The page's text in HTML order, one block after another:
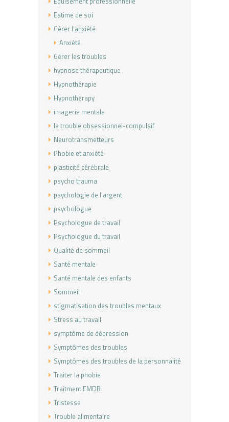
Estime de soi
Gérer l'anxiété
Anxiété
Gérer les troubles
hypnose thérapeutique
Hypnothérapie
Hypnotherapy
imagerie mentale
le trouble obsessionnel-compulsif
Neurotransmetteurs
Phobie et anxiété
plasticité cérébrale
psycho trauma
psychologie de l'argent
psychologue
Psychologue de travail
Psychologue du travail
Qualité de sommeil
Santé mentale
Santé mentale des enfants
Sommeil
stigmatisation des troubles mentaux
Stress au travail
symptôme de dépression
Symptômes des troubles
Symptômes des troubles de la personnalité
Traiter la phobie
Traitment EMDR
Tristesse
Trouble alimentaire